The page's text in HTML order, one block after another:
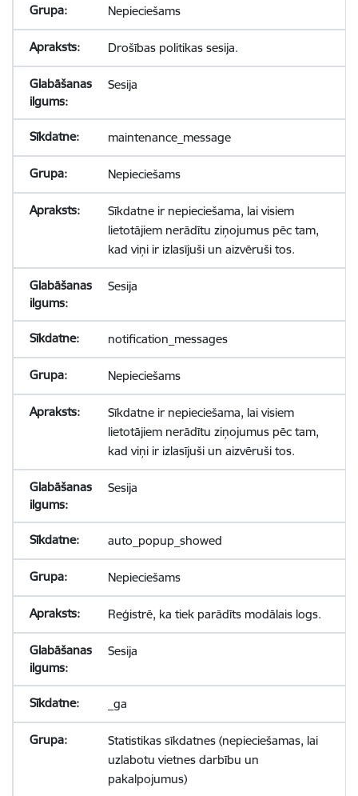
Nepieciešams
Drošības politikas sesija.
Sesija
maintenance_message
Nepieciešams
Sīkdatne ir nepieciešama, lai visiem
lietotājiem nerādītu ziņojumus pēc tam,
kad viņi ir izlasījuši un aizvēruši tos.
Sesija
notification_messages
Nepieciešams
Sīkdatne ir nepieciešama, lai visiem
lietotājiem nerādītu ziņojumus pēc tam,
kad viņi ir izlasījuši un aizvēruši tos.
Sesija
auto_popup_showed
Nepieciešams
Reģistrē, ka tiek parādīts modālais logs.
Sesija
_ga
Statistikas sīkdatnes (nepieciešamas, lai
uzlabotu vietnes darbību un
pakalpojumus)